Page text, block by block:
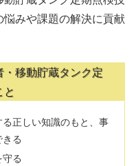
みや課題の解決に貢献
移動貯蔵タンク定
正しい知識のもと、事
る
る